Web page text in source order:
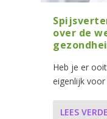
over de
Heb je er
eigenlijk voor
LEES